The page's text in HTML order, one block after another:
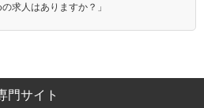
求人はありますか？」
門サイト